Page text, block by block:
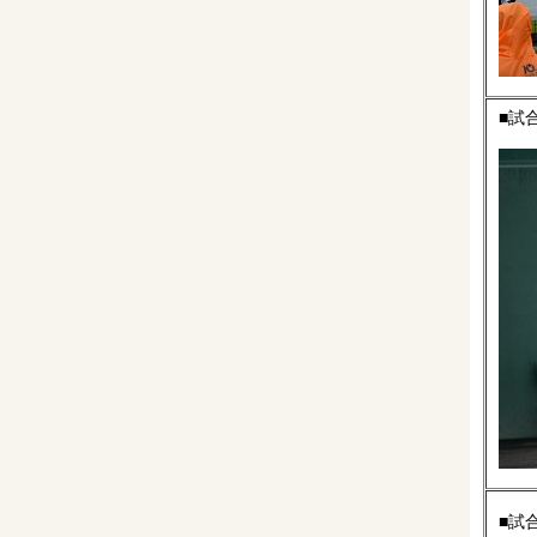
■試
■試